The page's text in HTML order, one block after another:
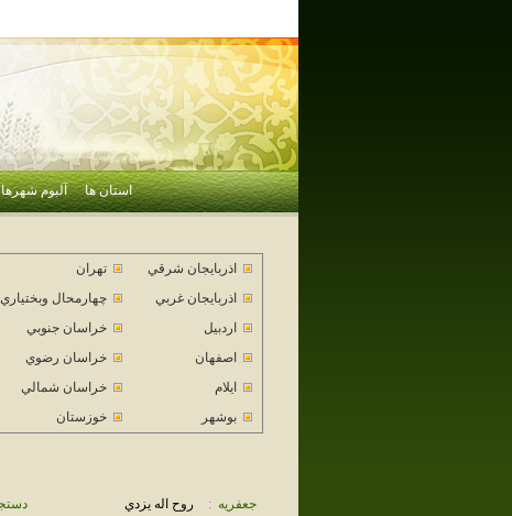
استان ها آلبوم شهرها
اذربايجان شرقي
تهران
اذربايجان غربي
چهارمحال وبختياري
اردبيل
خراسان جنوبي
اصفهان
خراسان رضوي
ايلام
خراسان شمالي
بوشهر
خوزستان
جعفريه : روح اله يزدي